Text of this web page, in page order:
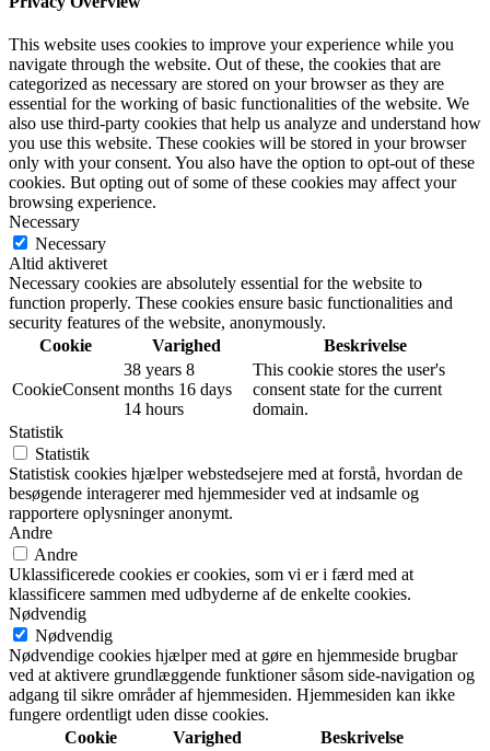
This website uses cookies to improve your experience while you
navigate through the website. Out of these, the cookies that are
categorized as necessary are stored on your browser as they are
essential for the working of basic functionalities of the website. We
also use third-party cookies that help us analyze and understand how
you use this website. These cookies will be stored in your browser
only with your consent. You also have the option to opt-out of these
cookies. But opting out of some of these cookies may affect your
browsing experience.
Necessary
Necessary
Altid aktiveret
Necessary cookies are absolutely essential for the website to
function properly. These cookies ensure basic functionalities and
security features of the website, anonymously.
Cookie
Varighed Beskrivelse
CookieConsent
38 years 8
months 16 days
14 hours
This cookie stores the user's
consent state for the current
domain.
Statistik
Statistik
Statistisk cookies hjælper webstedsejere med at forstå, hvordan de
besøgende interagerer med hjemmesider ved at indsamle og
rapportere oplysninger anonymt.
Andre
Andre
Uklassificerede cookies er cookies, som vi er i færd med at
klassificere sammen med udbyderne af de enkelte cookies.
Nødvendig
Nødvendig
Nødvendige cookies hjælper med at gøre en hjemmeside brugbar
ved at aktivere grundlæggende funktioner såsom side-navigation og
adgang til sikre områder af hjemmesiden. Hjemmesiden kan ikke
fungere ordentligt uden disse cookies.
Cookie
Varighed Beskrivelse